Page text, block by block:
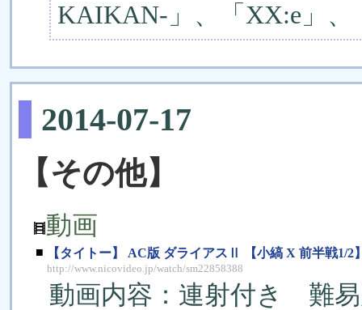
KAIKAN-」、「XX:e」、
2014-07-17
【その他】
動画
■ 【タイトー】 AC版 ダライアスⅡ 【小縞 X 前半戦1/2
http://www.nicovideo.jp/watch/sm22858388
動画内容：連射付き 難